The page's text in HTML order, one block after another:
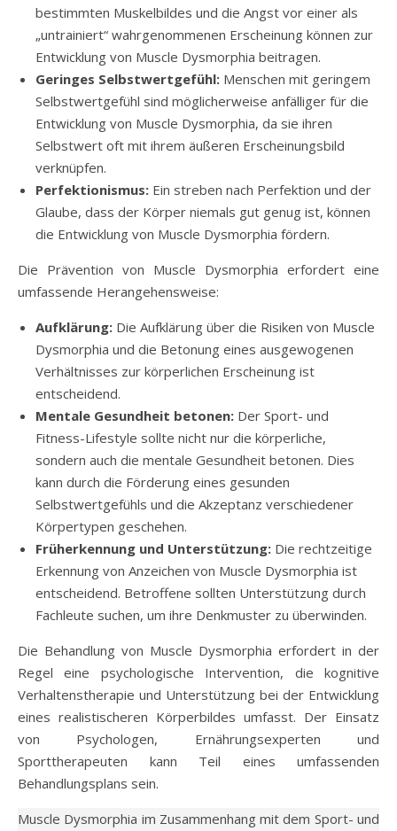
bestimmten Muskelbildes und die Angst vor einer als
„untrainiert“ wahrgenommenen Erscheinung können zur
Entwicklung von Muscle Dysmorphia beitragen.
Geringes Selbstwertgefühl: Menschen mit geringem
Selbstwertgefühl sind möglicherweise anfälliger für die
Entwicklung von Muscle Dysmorphia, da sie ihren
Selbstwert oft mit ihrem äußeren Erscheinungsbild
verknüpfen.
Perfektionismus: Ein streben nach Perfektion und der
Glaube, dass der Körper niemals gut genug ist, können
die Entwicklung von Muscle Dysmorphia fördern.
Die Prävention von Muscle Dysmorphia erfordert eine
umfassende Herangehensweise:
Aufklärung: Die Aufklärung über die Risiken von Muscle
Dysmorphia und die Betonung eines ausgewogenen
Verhältnisses zur körperlichen Erscheinung ist
entscheidend.
Mentale Gesundheit betonen: Der Sport- und
Fitness-Lifestyle sollte nicht nur die körperliche,
sondern auch die mentale Gesundheit betonen. Dies
kann durch die Förderung eines gesunden
Selbstwertgefühls und die Akzeptanz verschiedener
Körpertypen geschehen.
Früherkennung und Unterstützung: Die rechtzeitige
Erkennung von Anzeichen von Muscle Dysmorphia ist
entscheidend. Betroffene sollten Unterstützung durch
Fachleute suchen, um ihre Denkmuster zu überwinden.
Die Behandlung von Muscle Dysmorphia erfordert in der
Regel eine psychologische Intervention, die kognitive
Verhaltenstherapie und Unterstützung bei der Entwicklung
eines realistischeren Körperbildes umfasst. Der Einsatz
von Psychologen, Ernährungsexperten und
Sporttherapeuten kann Teil eines umfassenden
Behandlungsplans sein.
Muscle Dysmorphia im Zusammenhang mit dem Sport- und